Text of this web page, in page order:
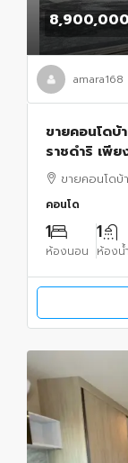
amara168
ขายคอนโดบ้
ราชดำริ เพี
ขายคอนโดบ้
คอนโด
1
ห้องนอน
1
ห้องน้ำ